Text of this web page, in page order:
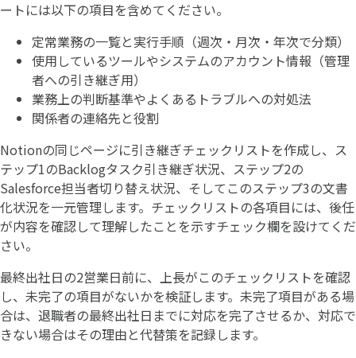
ートには以下の項目を含めてください。
定常業務の一覧と実行手順（週次・月次・年次で分類）
使用しているツールやシステムのアカウント情報（管理
者への引き継ぎ用）
業務上の判断基準やよくあるトラブルへの対処法
関係者の連絡先と役割
Notionの同じページに引き継ぎチェックリストを作成し、ス
テップ1のBacklogタスク引き継ぎ状況、ステップ2の
Salesforce担当者切り替え状況、そしてこのステップ3の文書
化状況を一元管理します。チェックリストの各項目には、後任
が内容を確認して理解したことを示すチェック欄を設けてくだ
さい。
最終出社日の2営業日前に、上長がこのチェックリストを確認
し、未完了の項目がないかを検証します。未完了項目がある場
合は、退職者の最終出社日までに対応を完了させるか、対応で
きない場合はその理由と代替策を記録します。